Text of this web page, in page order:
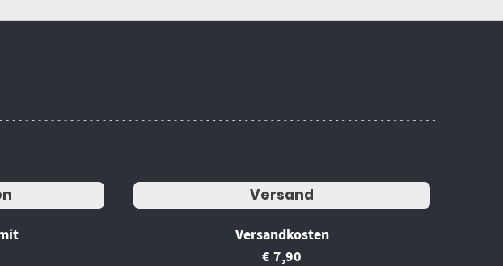
Versand
Versandkosten
€ 7,90